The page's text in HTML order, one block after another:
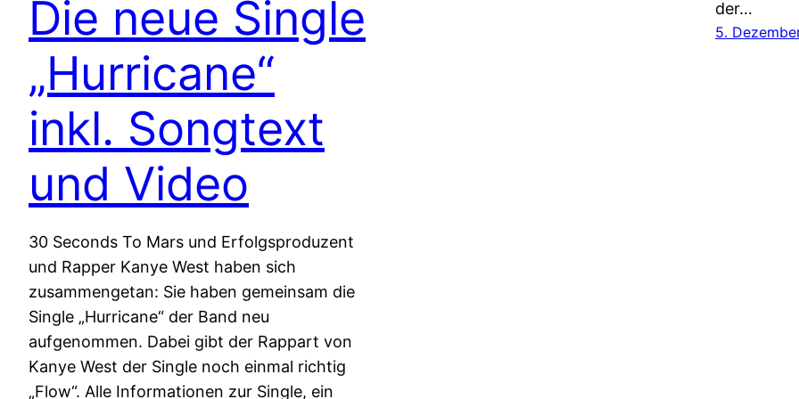
Die neue Single
„Hurricane“
inkl. Songtext
und Video
30 Seconds To Mars und Erfolgsproduzent
und Rapper Kanye West haben sich
zusammengetan: Sie haben gemeinsam die
Single „Hurricane“ der Band neu
aufgenommen. Dabei gibt der Rappart von
Kanye West der Single noch einmal richtig
„Flow“. Alle Informationen zur Single, ein
der…
5.